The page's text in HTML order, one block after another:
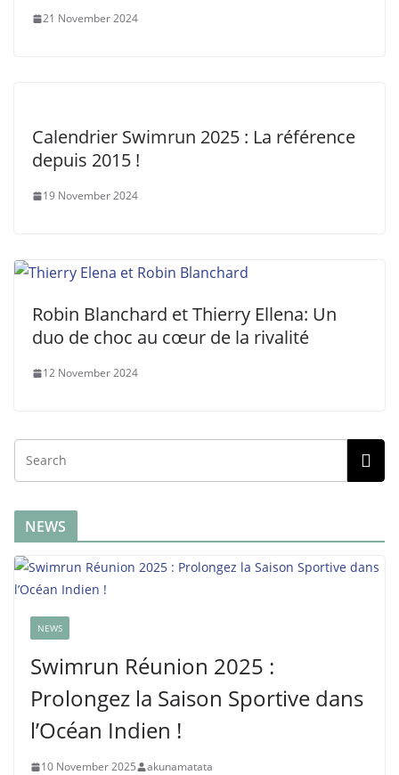
21 November 2024
Calendrier Swimrun 2025 : La référence
depuis 2015 !
19 November 2024
Robin Blanchard et Thierry Ellena: Un
duo de choc au cœur de la rivalité
12 November 2024
NEWS
NEWS
Swimrun Réunion 2025 :
Prolongez la Saison Sportive dans
l’Océan Indien !
10 November 2025 akunamatata